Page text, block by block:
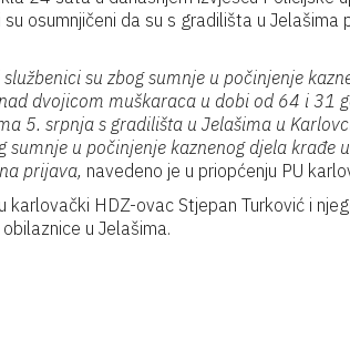
osumnjičeni da su s gradilišta u Jelašima
su zbog sumnje u počinjenje
dvojicom muškaraca u dobi od 64 i 31
5. srpnja s gradilišta u Jelašima u
u počinjenje kaznenog djela krađe
prijava, navedeno je u priopćenju PU
HDZ-ovac Stjepan Turković i
u Jelašima.